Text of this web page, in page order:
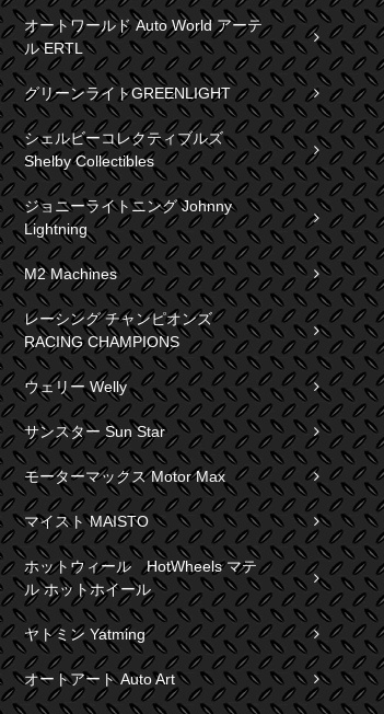
オートワールド Auto World アーテ
ル ERTL
グリーンライトGREENLIGHT
シェルビーコレクティブルズ
Shelby Collectibles
ジョニーライトニング Johnny
Lightning
M2 Machines
レーシング チャンピオンズ
RACING CHAMPIONS
ウェリー Welly
サンスター Sun Star
モーターマックス Motor Max
マイスト MAISTO
ホットウィール HotWheels マテ
ル ホットホイール
ヤトミン Yatming
オートアート Auto Art